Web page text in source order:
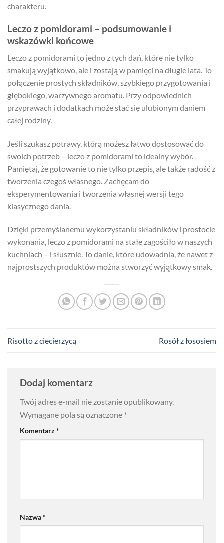
charakteru.
Leczo z pomidorami – podsumowanie i
wskazówki końcowe
Leczo z pomidorami to jedno z tych dań, które nie tylko
smakują wyjątkowo, ale i zostają w pamięci na długie lata. To
połączenie prostych składników, szybkiego przygotowania i
głębokiego, warzywnego aromatu. Przy odpowiednich
przyprawach i dodatkach może stać się ulubionym daniem
całej rodziny.
Jeśli szukasz potrawy, którą możesz łatwo dostosować do
swoich potrzeb – leczo z pomidorami to idealny wybór.
Pamiętaj, że gotowanie to nie tylko przepis, ale także radość z
tworzenia czegoś własnego. Zachęcam do
eksperymentowania i tworzenia własnej wersji tego
klasycznego dania.
Dzięki przemyślanemu wykorzystaniu składników i prostocie
wykonania, leczo z pomidorami na stałe zagościło w naszych
kuchniach – i słusznie. To danie, które udowadnia, że nawet z
najprostszych produktów można stworzyć wyjątkowy smak.
Risotto z ciecierzycą Rosół z łososiem
Dodaj komentarz
Twój adres e-mail nie zostanie opublikowany.
Wymagane pola są oznaczone *
Komentarz*
Nazwa*